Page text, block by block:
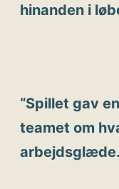
hinanden i
“Spillet gav
teamet om